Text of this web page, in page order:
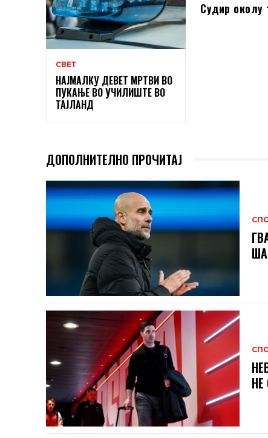
СВЕТ
НАЈМАЛКУ ДЕВЕТ МРТВИ ВО
ПУКАЊЕ ВО УЧИЛИШТЕ ВО
ТАЈЛАНД
Судир околу
ДОПОЛНИТЕЛНО ПРОЧИТАЈ